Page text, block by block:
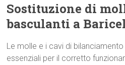
Sostituzione di
basculanti a
Le molle e i cavi di
essenziali per il corretto